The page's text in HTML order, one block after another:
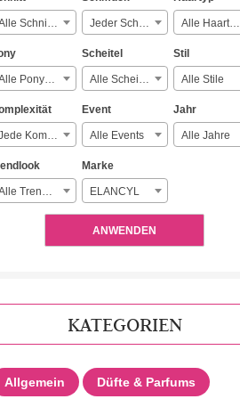
Alle Schnitte Jeder Schmuck Alle Haartypen
Alle Ponyarten
Scheitel
Alle Scheitelarten
Stil
Alle Stile
Jede Komplexität
Event
Alle Events
Jahr
Alle Jahre
Alle Trendlooks
Marke
ELANCYL
ANWENDEN
KATEGORIEN
Allgemein Düfte & Parfums